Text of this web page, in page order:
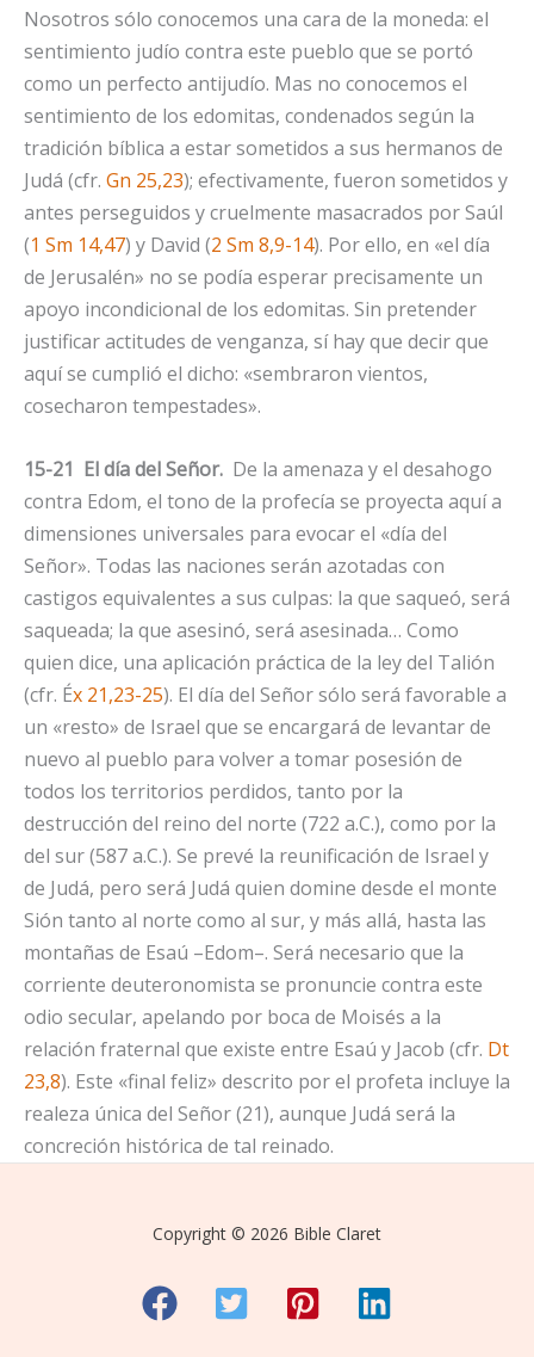
Nosotros sólo conocemos una cara de la moneda: el
sentimiento judío contra este pueblo que se portó
como un perfecto antijudío. Mas no conocemos el
sentimiento de los edomitas, condenados según la
tradición bíblica a estar sometidos a sus hermanos de
Judá (cfr. Gn 25,23); efectivamente, fueron sometidos y
antes perseguidos y cruelmente masacrados por Saúl
(1 Sm 14,47) y David (2 Sm 8,9-14). Por ello, en «el día
de Jerusalén» no se podía esperar precisamente un
apoyo incondicional de los edomitas. Sin pretender
justificar actitudes de venganza, sí hay que decir que
aquí se cumplió el dicho: «sembraron vientos,
cosecharon tempestades».
15-21 El día del Señor. De la amenaza y el desahogo
contra Edom, el tono de la profecía se proyecta aquí a
dimensiones universales para evocar el «día del
Señor». Todas las naciones serán azotadas con
castigos equivalentes a sus culpas: la que saqueó, será
saqueada; la que asesinó, será asesinada… Como
quien dice, una aplicación práctica de la ley del Talión
(cfr. Éx 21,23-25). El día del Señor sólo será favorable a
un «resto» de Israel que se encargará de levantar de
nuevo al pueblo para volver a tomar posesión de
todos los territorios perdidos, tanto por la
destrucción del reino del norte (722 a.C.), como por la
del sur (587 a.C.). Se prevé la reunificación de Israel y
de Judá, pero será Judá quien domine desde el monte
Sión tanto al norte como al sur, y más allá, hasta las
montañas de Esaú –Edom–. Será necesario que la
corriente deuteronomista se pronuncie contra este
odio secular, apelando por boca de Moisés a la
relación fraternal que existe entre Esaú y Jacob (cfr. Dt
23,8). Este «final feliz» descrito por el profeta incluye la
realeza única del Señor (21), aunque Judá será la
concreción histórica de tal reinado.
Copyright © 2026 Bible Claret